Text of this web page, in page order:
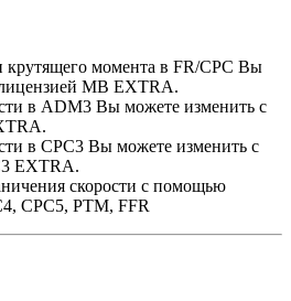
крутящего момента в FR/CPC Вы
MB EXTRA.
в ADM3 Вы можете изменить с
в CPC3 Вы можете изменить с
EXTRA.
скорости с помощью
CPC5, PTM, FFR